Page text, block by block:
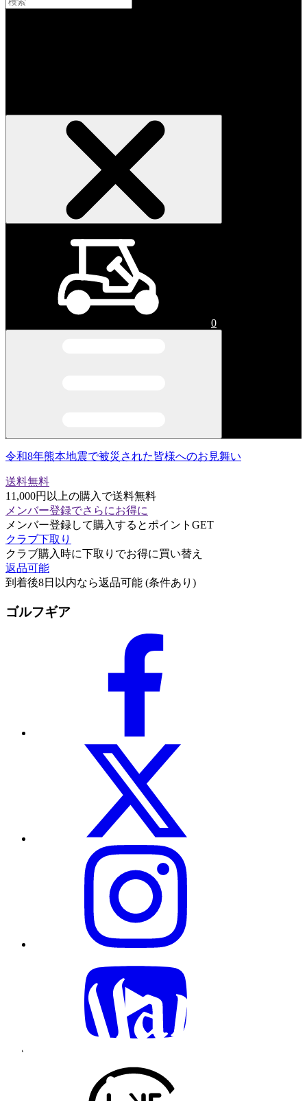
0
令和8年熊本地震で被災された皆様へのお見舞い
送料無料
11,000円以上の購入で送料無料
メンバー登録でさらにお得に
メンバー登録して購入するとポイントGET
クラブ下取り
クラブ購入時に下取りでお得に買い替え
返品可能
到着後8日以内なら返品可能 (条件あり)
ゴルフギア